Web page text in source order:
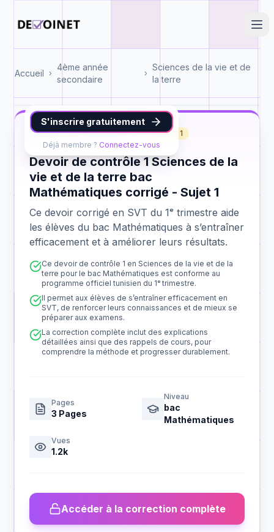
Accueil ›
4ème année
secondaire
›
Sciences de la vie et de
la terre
S'inscrire gratuitement
Déjà membre ? Connectez-vous
SVT bac Mathématiques contrôle 1
Devoir de contrôle 1 Sciences de la
vie et de la terre bac
Mathématiques corrigé - Sujet 1
Ce devoir corrigé en SVT du 1ᵉ trimestre aide
les élèves du bac Mathématiques à s’entraîner
efficacement et à améliorer leurs résultats.
Ce devoir de contrôle 1 en Sciences de la vie et de la
terre pour le bac Mathématiques est conforme au
programme officiel tunisien du 1ᵉ trimestre.
Il permet aux élèves de s’entraîner efficacement en
SVT, de renforcer leurs connaissances et de mieux se
préparer aux examens.
La correction complète inclut des explications
détaillées ainsi que des rappels de cours, pour
comprendre la méthode et progresser durablement.
Pages
3 Pages
Niveau
bac
Mathématiques
Vues
1.2k
Accéder à la correction complète